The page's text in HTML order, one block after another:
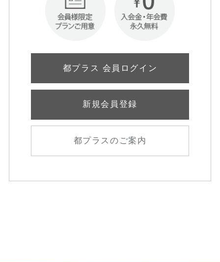
都プラス 会員ログイン
新規会員登録
都プラスのご案内